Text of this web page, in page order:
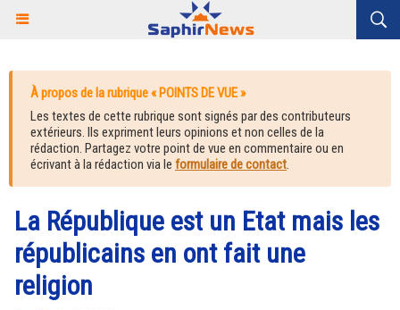
À propos de la rubrique « POINTS DE VUE »
Les textes de cette rubrique sont signés par des contributeurs
extérieurs. Ils expriment leurs opinions et non celles de la
rédaction. Partagez votre point de vue en commentaire ou en
écrivant à la rédaction via le formulaire de contact.
La République est un Etat mais les
républicains en ont fait une
religion